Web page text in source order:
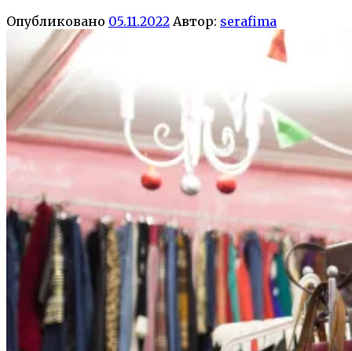
Опубликовано 05.11.2022 Автор: serafima